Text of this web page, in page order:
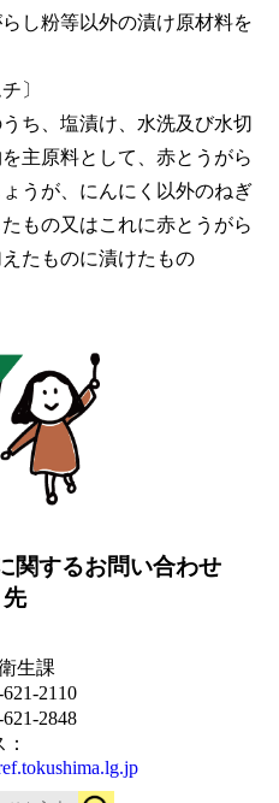
し粉等以外の漬け原材料を
〕
ち、塩漬け、水洗及び水切
主原料として、赤とうがら
うが、にんにく以外のねぎ
もの又はこれに赤とうがら
たものに漬けたもの
関するお問い合わせ
先
生課
2110
2848